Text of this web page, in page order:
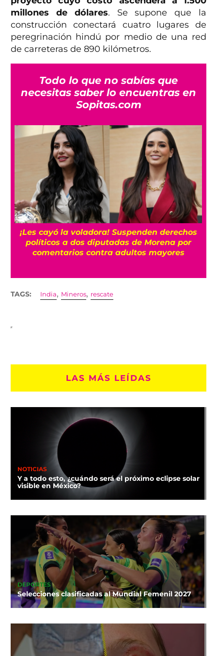
millones de dólares. Se supone que la
construcción conectará cuatro lugares de
peregrinación hindú por medio de una red
de carreteras de 890 kilómetros.
Todo lo que no sabías que
necesitas saber lo encuentras en
Sopitas.com
¡Les cayó la voladora! Suspenden derechos
políticos a dos diputadas de Morena por
comentarios contra adultos mayores
TAGS: India, Mineros, rescate
LAS MÁS LEÍDAS
NOTICIAS
Y a todo esto, ¿cuándo será el próximo eclipse solar
visible en México?
DEPORTES
Selecciones clasificadas al Mundial Femenil 2027